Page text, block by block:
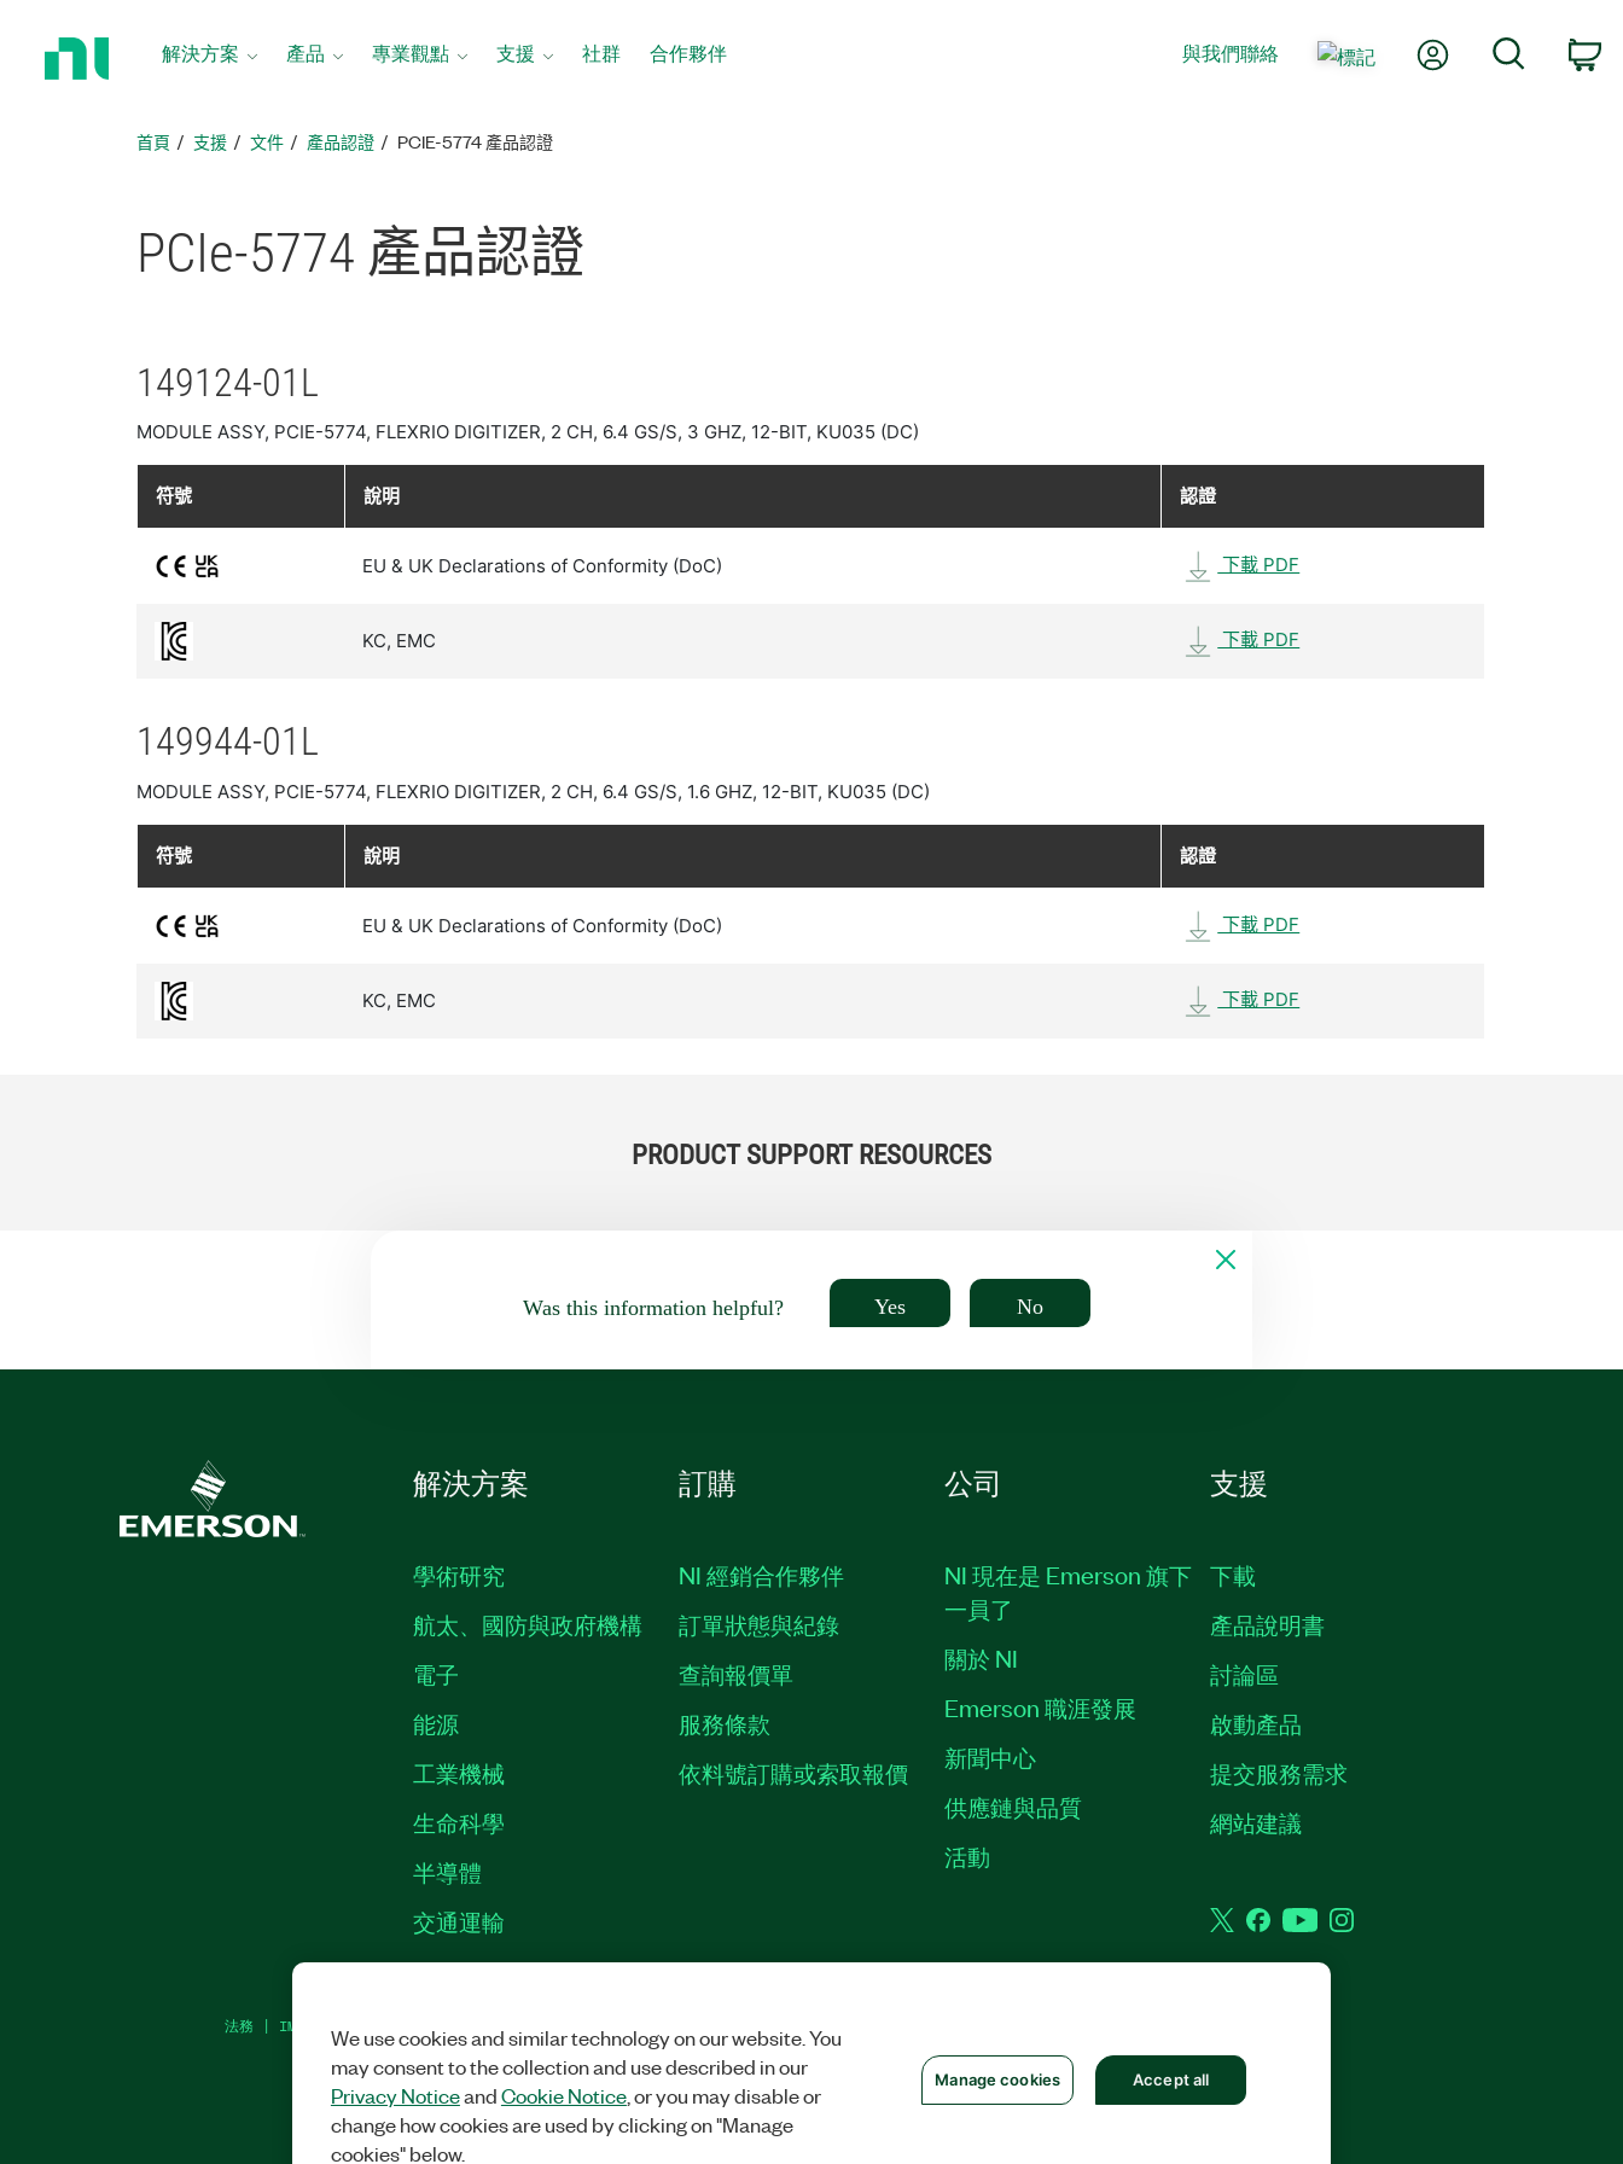
解決方案 產品 專業觀點 支援 社群 合作夥伴 與我們聯絡 我的帳號
首頁 支援 文件 產品認證 PCIE-5774 產品認證
PCIe-5774 產品認證
149124-01L
MODULE ASSY, PCIE-5774, FLEXRIO DIGITIZER, 2 CH, 6.4 GS/S, 3 GHZ, 12-BIT, KU035 (DC)
符號 說明 認證
EU & UK Declarations of Conformity (DoC) 下載 PDF
KC, EMC 下載 PDF
149944-01L
MODULE ASSY, PCIE-5774, FLEXRIO DIGITIZER, 2 CH, 6.4 GS/S, 1.6 GHZ, 12-BIT, KU035 (DC)
符號 說明 認證
EU & UK Declarations of Conformity (DoC) 下載 PDF
KC, EMC 下載 PDF
PRODUCT SUPPORT RESOURCES
Was this information helpful? Yes No
解決方案
學術研究
航太、國防與政府機構
電子
能源
工業機械
生命科學
半導體
交通運輸
訂購
NI 經銷合作夥伴
訂單狀態與紀錄
查詢報價單
服務條款
依料號訂購或索取報價
公司
NI 現在是 Emerson 旗下
一員了
關於 NI
Emerson 職涯發展
新聞中心
供應鏈與品質
活動
支援
下載
產品說明書
討論區
啟動產品
提交服務需求
網站建議
TwitterFacebook
YouTubeInstagram
法務 | IMPRINTWe use cookies and similar technology on our website. You
may consent to the collection and use described in our
Privacy NoticeandCookie Notice, or you may disable or
change how cookies are used by clicking on "Manage
cookies" below.
Manage cookies Accept all